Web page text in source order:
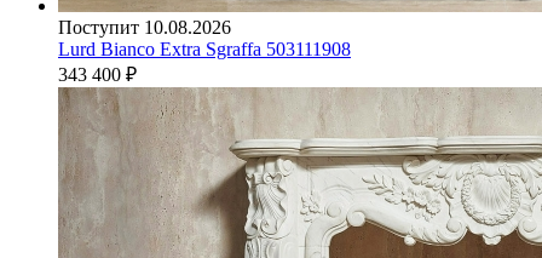
Поступит 10.08.2026
Lurd Bianco Extra Sgraffa 503111908
343 400 ₽